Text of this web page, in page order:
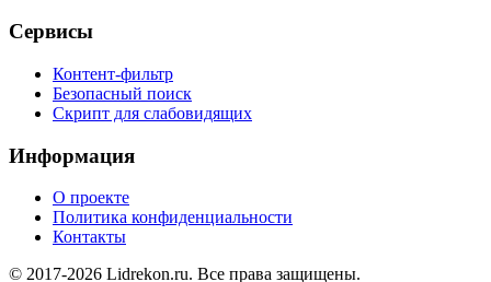
Сервисы
Контент-фильтр
Безопасный поиск
Скрипт для слабовидящих
Информация
О проекте
Политика конфиденциальности
Контакты
© 2017-2026 Lidrekon.ru. Все права защищены.